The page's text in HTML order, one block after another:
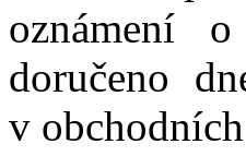
oznámení o
doručeno
v